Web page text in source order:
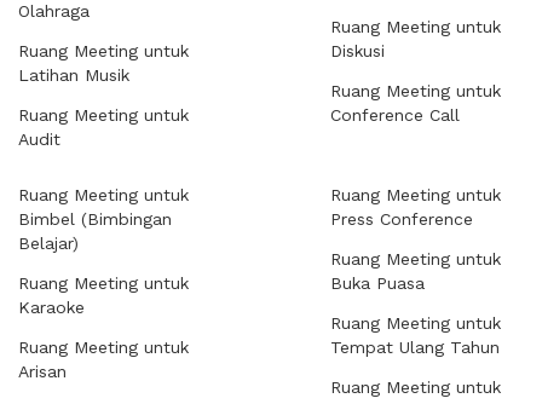
Olahraga
Ruang Meeting untuk
Latihan Musik
Ruang Meeting untuk
Audit
Ruang Meeting untuk
Diskusi
Ruang Meeting untuk
Conference Call
Ruang Meeting untuk
Bimbel (Bimbingan
Belajar)
Ruang Meeting untuk
Karaoke
Ruang Meeting untuk
Arisan
Ruang Meeting untuk
Press Conference
Ruang Meeting untuk
Buka Puasa
Ruang Meeting untuk
Tempat Ulang Tahun
Ruang Meeting untuk